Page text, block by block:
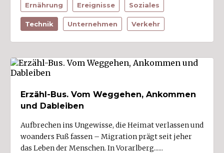
Wirtschaftszweige
Bau/Baustoffe (3)
Energie- und Wasserversorgung (5)
Finanzen/Versicherungen
Gesundheit/Körperpflege (2)
Glas (1)
Ernährung Ereignisse Soziales
Technik Unternehmen Verkehr
Erzähl-Bus. Vom Weggehen, Ankommen
und Dableiben
Aufbrechen ins Ungewisse, die Heimat verlassen und
woanders Fuß fassen – Migration prägt seit jeher
das Leben der Menschen. In Vorarlberg......